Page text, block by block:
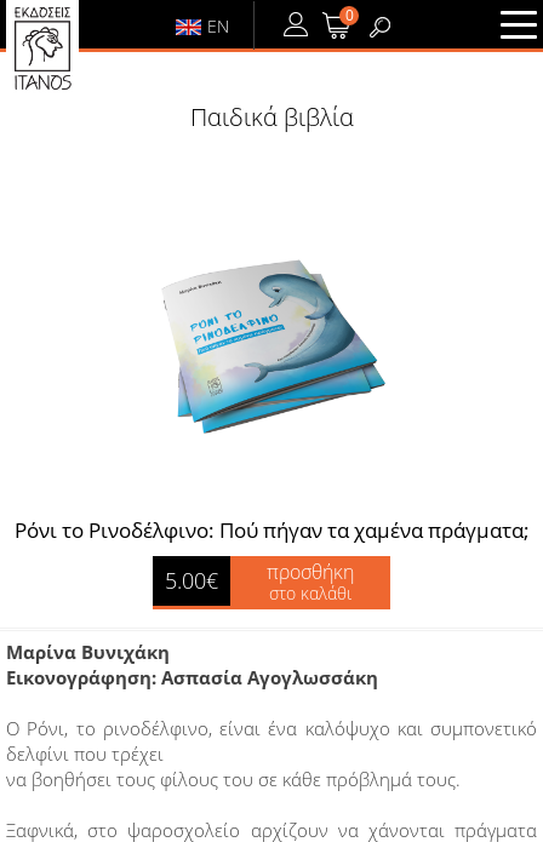
EN
ΕΙΣΟΔΟΣ
0
Παιδικά βιβλία
Ρόνι το Ρινοδέλφινο: Πού πήγαν τα χαμένα πράγματα;
5.00€ προσθήκη
στο καλάθι
Μαρίνα Βυνιχάκη
Εικονογράφηση: Ασπασία Αγογλωσσάκη
Ο Ρόνι, το ρινοδέλφινο, είναι ένα καλόψυχο και συμπονετικό
δελφίνι που τρέχει
να βοηθήσει τους φίλους του σε κάθε πρόβλημά τους.
Ξαφνικά, στο ψαροσχολείο αρχίζουν να χάνονται πράγματα